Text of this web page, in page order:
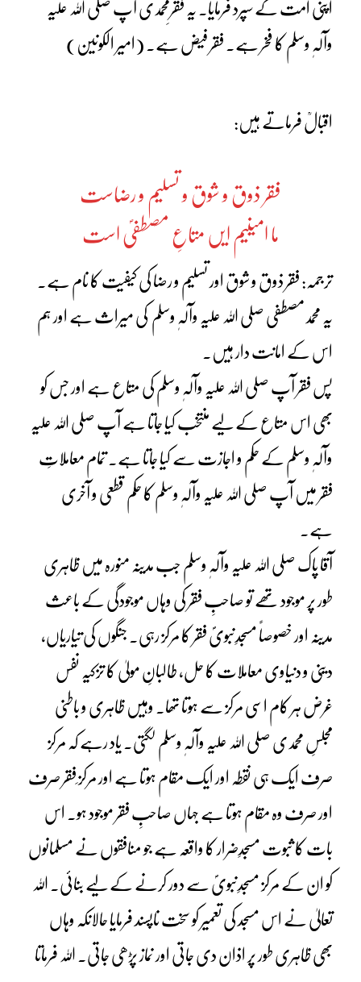
اپنی اُمت کے سپرد فرمایا۔ یہ فقرِمحمدی آپ صلی اللہ علیہ
وآلہٖ وسلم کا فخر ہے۔ فقر فیض ہے۔ (امیر الکونین)
اقبالؒ فرماتے ہیں:
فقر ذوق و شوق و تسلیم و رضاست
ما امینیم ایں متاعِ مصطفیؐ است
ترجمہ: فقر ذوق و شوق اور تسلیم و رضا کی کیفیت کا نام ہے۔
یہ محمدمصطفی صلی اللہ علیہ وآلہٖ وسلم کی میراث ہے اور ہم
اس کے امانت دار ہیں۔
پس فقر آپ صلی اللہ علیہ وآلہٖ وسلم کی متاع ہے اور جس کو
بھی اس متاع کے لیے منتخب کیا جاتا ہے آپ صلی اللہ علیہ
وآلہٖ وسلم کے حکم و اجازت سے کیا جاتا ہے۔ تمام معاملاتِ
فقر میں آپ صلی اللہ علیہ وآلہٖ وسلم کا حکم قطعی و آخری
ہے۔
آقا پاک صلی اللہ علیہ وآلہٖ وسلم جب مدینہ منورہ میں ظاہری
طور پر موجود تھے تو صاحبِ فقر کی وہاں موجودگی کے باعث
مدینہ اور خصوصاً مسجدِنبویؐ فقر کا مرکز رہی۔ جنگوں کی تیاریاں،
دینی و دنیاوی معاملات کا حل، طالبانِ مولیٰ کا تزکیہ نفس
غرض ہر کام اسی مرکز سے ہوتا تھا۔ وہیں ظاہری و باطنی
مجلسِ محمدی صلی اللہ علیہ وآلہٖ وسلم لگتی۔ یاد رہے کہ مرکز
صرف ایک ہی نقطہ اور ایک مقام ہوتا ہے اور مرکز ِفقر صرف
اور صرف وہ مقام ہوتا ہے جہاں صاحبِ فقر موجود ہو۔ اس
بات کا ثبوت مسجدِضرار کا واقعہ ہے جو منافقوں نے مسلمانوں
کو ان کے مرکز مسجدِنبویؐ سے دور کرنے کے لیے بنائی۔ اللہ
تعالیٰ نے اس مسجد کی تعمیر کو سخت ناپسند فرمایا حالانکہ وہاں
بھی ظاہری طور پر اذان دی جاتی اور نماز پڑھی جاتی۔ اللہ فرماتا